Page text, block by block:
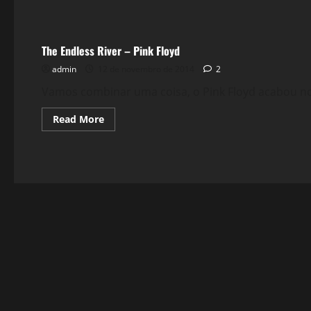
The Endless River – Pink Floyd
admin 2
Read MoreRead
more